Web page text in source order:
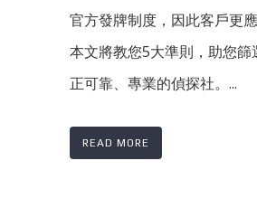
官方發牌制度，因此客戶更應
本文將教您5大準則，助您篩
正可靠、專業的偵探社。...
READ MORE